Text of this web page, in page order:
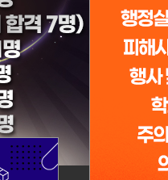
2026학년도 제15차 여름방학 중 국토순례 안내.. 2026-07-27
소에 골인하는 대한민국 둘
화) ~ 08.15.(토), 4박5일
2026-07-20
2027학년도 대입 수시 학교장추천전형 신청 공..